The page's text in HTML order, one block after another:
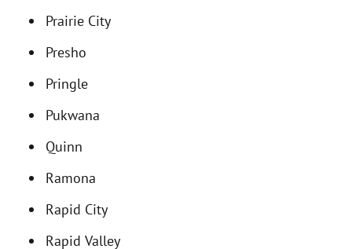
Prairie City
Presho
Pringle
Pukwana
Quinn
Ramona
Rapid City
Rapid Valley